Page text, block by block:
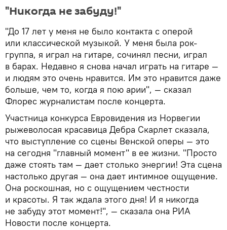
"Никогда не забуду!"
"До 17 лет у меня не было контакта с оперой
или классической музыкой. У меня была рок-
группа, я играл на гитаре, сочинял песни, играл
в барах. Недавно я снова начал играть на гитаре —
и людям это очень нравится. Им это нравится даже
больше, чем то, когда я пою арии", — сказал
Флорес журналистам после концерта.
Участница конкурса Евровидения из Норвегии
рыжеволосая красавица Дебра Скарлет сказала,
что выступление со сцены Венской оперы — это
на сегодня "главный момент" в ее жизни. "Просто
даже стоять там — дает столько энергии! Эта сцена
настолько другая — она дает интимное ощущение.
Она роскошная, но с ощущением честности
и красоты. Я так ждала этого дня! И я никогда
не забуду этот момент!", — сказала она РИА
Новости после концерта.